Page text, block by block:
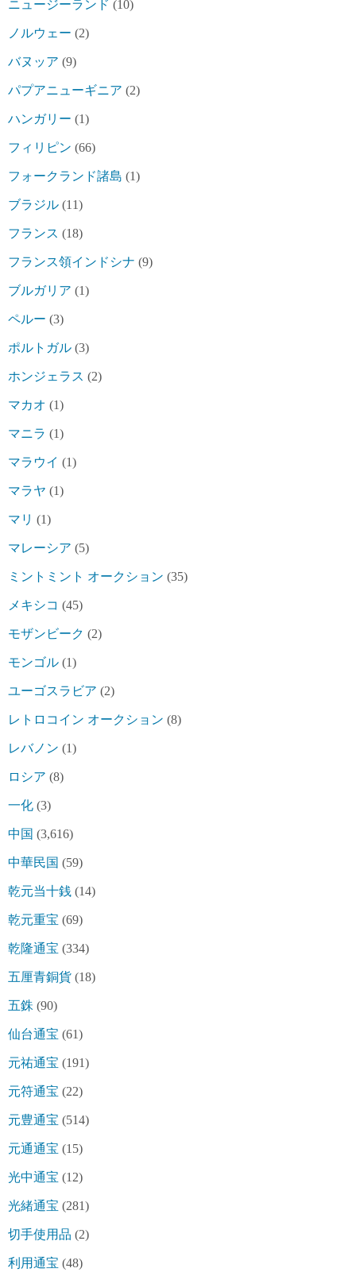
ニュージーランド (10)
ノルウェー (2)
バヌッア (9)
パプアニューギニア (2)
ハンガリー (1)
フィリピン (66)
フォークランド諸島 (1)
ブラジル (11)
フランス (18)
フランス領インドシナ (9)
ブルガリア (1)
ペルー (3)
ポルトガル (3)
ホンジェラス (2)
マカオ (1)
マニラ (1)
マラウイ (1)
マラヤ (1)
マリ (1)
マレーシア (5)
ミントミント オークション (35)
メキシコ (45)
モザンビーク (2)
モンゴル (1)
ユーゴスラビア (2)
レトロコイン オークション (8)
レバノン (1)
ロシア (8)
一化 (3)
中国 (3,616)
中華民国 (59)
乾元当十銭 (14)
乾元重宝 (69)
乾隆通宝 (334)
五厘青銅貨 (18)
五銖 (90)
仙台通宝 (61)
元祐通宝 (191)
元符通宝 (22)
元豊通宝 (514)
元通通宝 (15)
光中通宝 (12)
光緒通宝 (281)
切手使用品 (2)
利用通宝 (48)